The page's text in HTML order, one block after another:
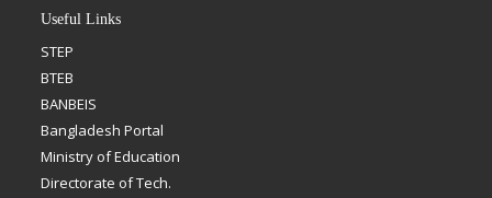
Useful Links
STEP
BTEB
BANBEIS
Bangladesh Portal
Ministry of Education
Directorate of Tech.